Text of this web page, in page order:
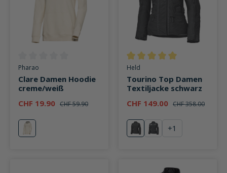
Durchschnittliche Bewertung von 0 von 5 Sternen
Pharao
Clare Damen Hoodie
creme/weiß
CHF 19.90 CHF 59.90
weiß
Durchschnittliche Bewertung
Held
Tourino Top Damen
Textiljacke schwarz
CHF 149.00 CHF 358.00
schwarzweiß
+1